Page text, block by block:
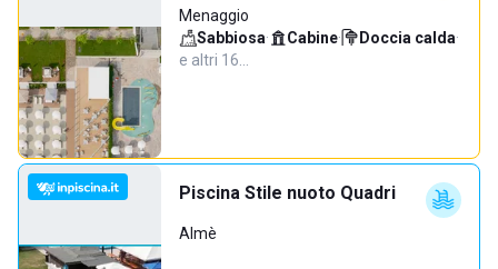
Menaggio
Sabbiosa· Cabine· Doccia calda·
e altri 16…
Piscina Stile nuoto Quadri
Almè